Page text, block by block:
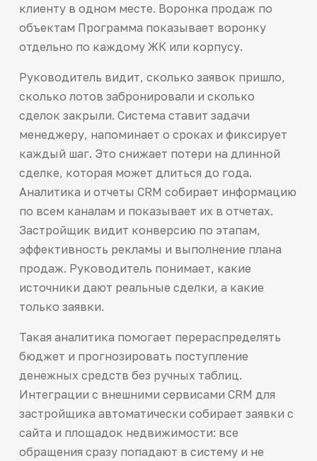
клиенту в одном месте. Воронка продаж по
объектам Программа показывает воронку
отдельно по каждому ЖК или корпусу.
Руководитель видит, сколько заявок пришло,
сколько лотов забронировали и сколько
сделок закрыли. Система ставит задачи
менеджеру, напоминает о сроках и фиксирует
каждый шаг. Это снижает потери на длинной
сделке, которая может длиться до года.
Аналитика и отчеты CRM собирает информацию
по всем каналам и показывает их в отчетах.
Застройщик видит конверсию по этапам,
эффективность рекламы и выполнение плана
продаж. Руководитель понимает, какие
источники дают реальные сделки, а какие
только заявки.
Такая аналитика помогает перераспределять
бюджет и прогнозировать поступление
денежных средств без ручных таблиц.
Интеграции с внешними сервисами CRM для
застройщика автоматически собирает заявки с
сайта и площадок недвижимости: все
обращения сразу попадают в систему и не